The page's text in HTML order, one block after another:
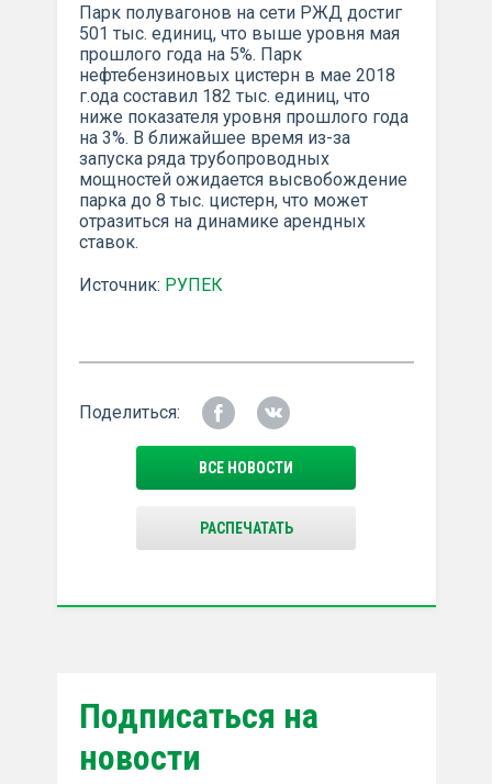
Парк полувагонов на сети РЖД достиг
501 тыс. единиц, что выше уровня мая
прошлого года на 5%. Парк
нефтебензиновых цистерн в мае 2018
г.ода составил 182 тыс. единиц, что
ниже показателя уровня прошлого года
на 3%. В ближайшее время из-за
запуска ряда трубопроводных
мощностей ожидается высвобождение
парка до 8 тыс. цистерн, что может
отразиться на динамике арендных
ставок.
Источник: РУПЕК
Поделиться:
ВСЕ НОВОСТИ
РАСПЕЧАТАТЬ
Подписаться на
новости